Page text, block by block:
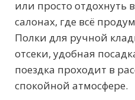
или просто отдохнуть
салонах, где всё
Полки для ручной
отсеки, удобная
поездка проходит в
спокойной атмосфере.